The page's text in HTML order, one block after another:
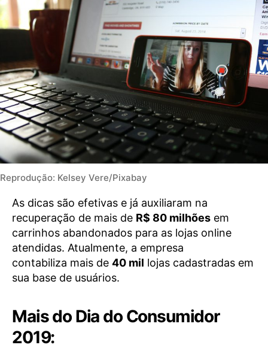
Reprodução: Kelsey Vere/Pixabay
As dicas são efetivas e já auxiliaram na
recuperação de mais de R$ 80 milhões em
carrinhos abandonados para as lojas online
atendidas. Atualmente, a empresa
contabiliza mais de 40 mil lojas cadastradas em
sua base de usuários.
Mais do Dia do Consumidor
2019: